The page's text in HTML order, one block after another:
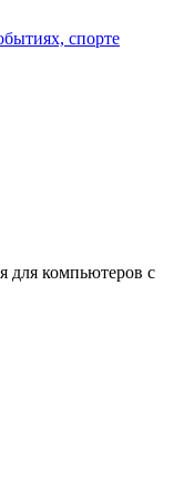
спорте
для компьютеров с